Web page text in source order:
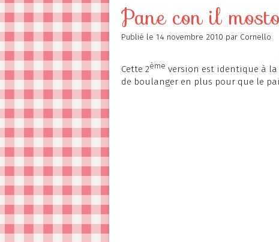
Pane con il
Publié le 14 novembre 2010 par Cornello
Cette 2ème version est identique à la
de boulanger en plus pour que le